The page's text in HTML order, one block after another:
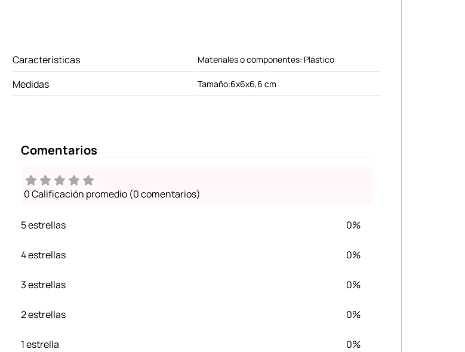
Características Materiales o componentes: Plástico
Medidas Tamaño:6x6x6,6 cm
Comentarios
0 Calificación promedio (0 comentarios)
5 estrellas 0%
4 estrellas 0%
3 estrellas 0%
2 estrellas 0%
1 estrella 0%